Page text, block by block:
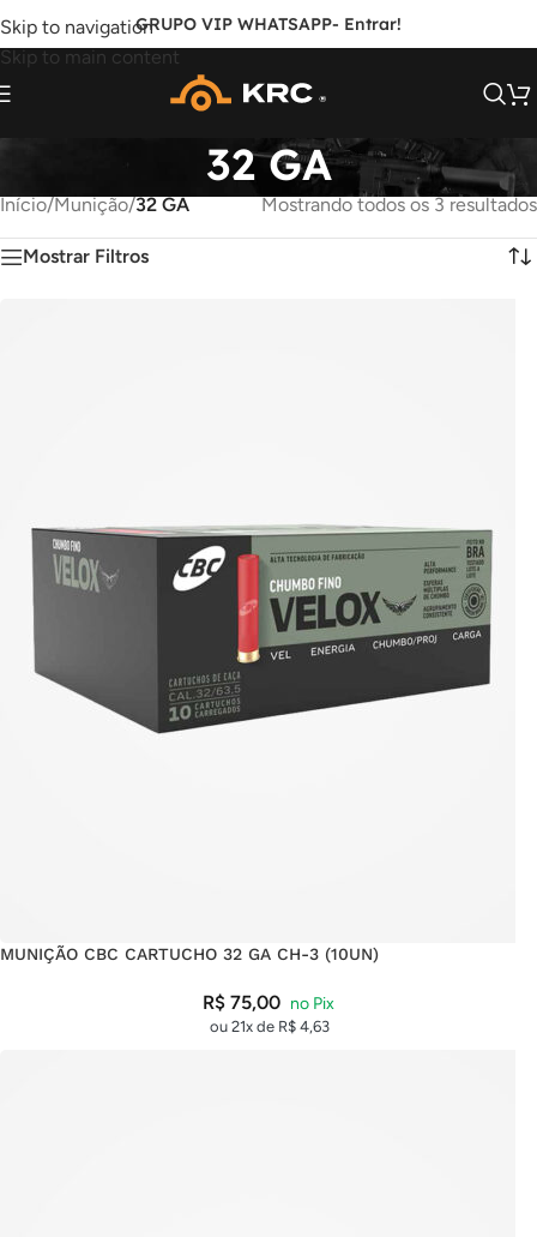
Skip to navigation
Skip to main content
GRUPO VIP WHATSAPP- Entrar!
32 GA
Início/Munição/32 GA Mostrando todos os 3 resultados
Mostrar Filtros
MUNIÇÃO CBC CARTUCHO 32 GA CH-3 (10UN)
R$ 75,00
ou 21x de R$4,63